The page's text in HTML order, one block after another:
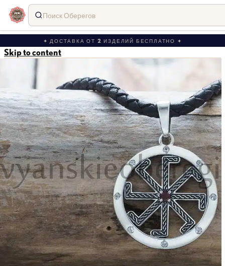
✦ ДОСТАВКА ОТ 2 ИЗДЕЛИЙ БЕСПЛАТНО ✦
Skip to content
Поиск Оберегов